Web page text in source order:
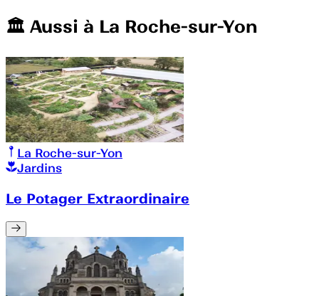
🏛️️ Aussi à La Roche-sur-Yon
La Roche-sur-Yon
Jardins
Le Potager Extraordinaire